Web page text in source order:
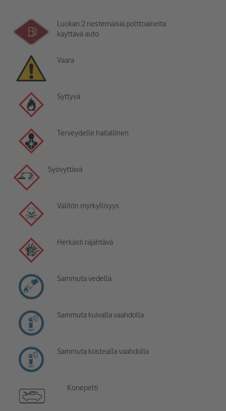
Luokan 2 nestemäisiä polttoaineita
käyttävä auto
Vaara
Syttyvä
Terveydelle haitallinen
Syövyttävä
Välitön myrkyllisyys
Herkästi räjähtävä
Sammuta vedellä
Sammuta kuivalla vaahdolla
Sammuta kostealla vaahdolla
Konepelti